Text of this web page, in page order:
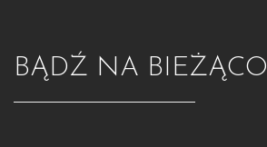
BĄDŹ NA BIEŻĄCO